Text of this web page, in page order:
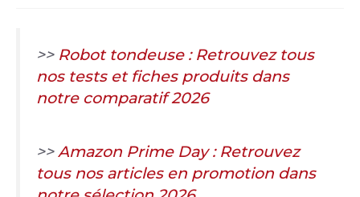
>> Robot tondeuse : Retrouvez tous
nos tests et fiches produits dans
notre comparatif 2026
>>Amazon Prime Day : Retrouvez
tous nos articles en promotion dans